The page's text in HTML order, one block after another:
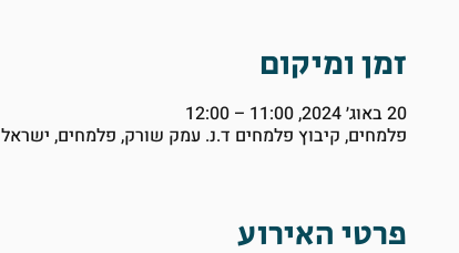
זמן ומיקום
20 באוג׳ 2024, 11:00 – 12:00
פלמחים, קיבוץ פלמחים ד.נ. עמק שורק, פלמחים, ישראל
פרטי האירוע